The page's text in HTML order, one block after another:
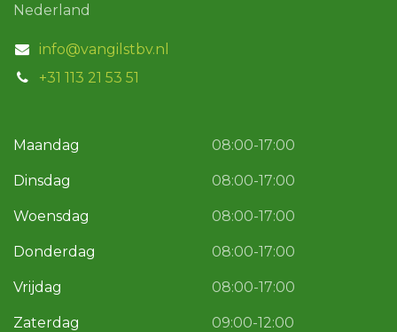
Nederland
info@vangilstbv.nl
+31 113 21 53 51
Maandag
Dinsdag
Woensdag
Donderdag
Vrijdag
Zaterdag
08:00-17:00
08:00-17:00
08:00-17:00
08:00-17:00
08:00-17:00
09:00-12:00